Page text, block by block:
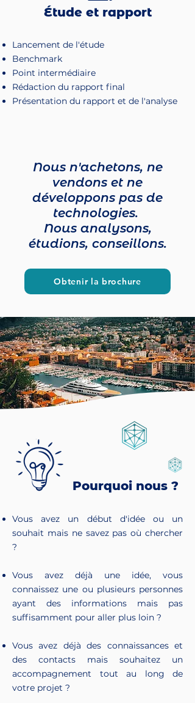
Lancement de l'étude
Benchmark
Point intermédiaire
Rédaction du rapport final
Présentation du rapport et de l'analyse
Étude et rapport
Nous n'achetons, ne
vendons et ne
développons pas de
technologies.
Nous analysons,
étudions, conseillons.
Obtenir la brochure
Pourquoi nous ?
Vous avez un début d'idée ou un
souhait mais ne savez pas où chercher
?
Vous avez déjà une idée, vous
connaissez une ou plusieurs personnes
ayant des informations mais pas
suffisamment pour aller plus loin ?
Vous avez déjà des connaissances et
des contacts mais souhaitez un
accompagnement tout au long de
votre projet ?